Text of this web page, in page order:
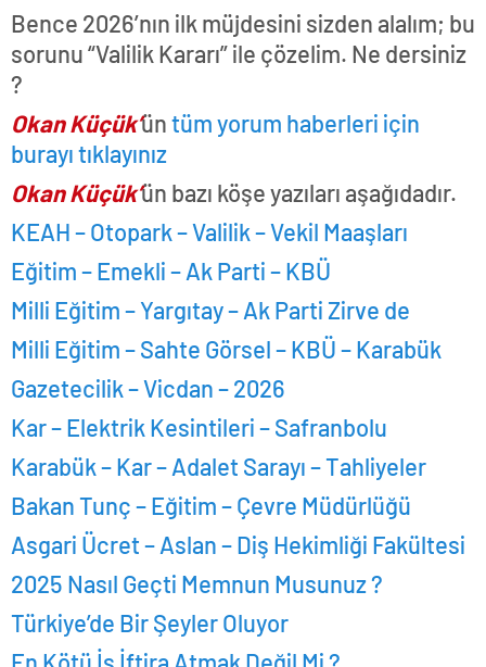
Bence 2026’nın ilk müjdesini sizden alalım; bu
sorunu “Valilik Kararı” ile çözelim. Ne dersiniz
?
Okan Küçük’üntüm yorum haberleri için
burayı tıklayınız
Okan Küçük’ün bazı köşe yazıları aşağıdadır.
KEAH – Otopark – Valilik – Vekil Maaşları
Eğitim – Emekli – Ak Parti – KBÜ
Milli Eğitim – Yargıtay – Ak Parti Zirve de
Milli Eğitim – Sahte Görsel – KBÜ – Karabük
Gazetecilik – Vicdan – 2026
Kar – Elektrik Kesintileri – Safranbolu
Karabük – Kar – Adalet Sarayı – Tahliyeler
Bakan Tunç – Eğitim – Çevre Müdürlüğü
Asgari Ücret – Aslan – Diş Hekimliği Fakültesi
2025 Nasıl Geçti Memnun Musunuz ?
Türkiye’de Bir Şeyler Oluyor